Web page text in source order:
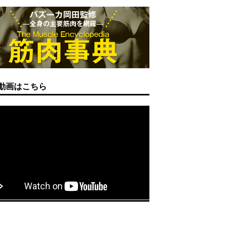
画はこちら